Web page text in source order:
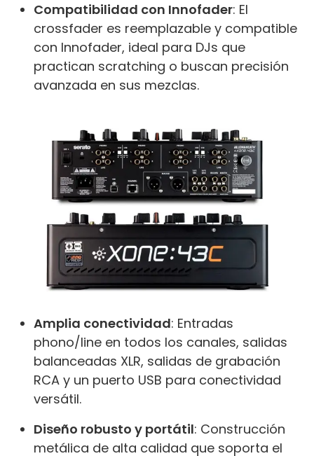
Compatibilidad con Innofader: El
crossfader es reemplazable y compatible
con Innofader, ideal para DJs que
practican scratching o buscan precisión
avanzada en sus mezclas.
Amplia conectividad: Entradas
phono/line en todos los canales, salidas
balanceadas XLR, salidas de grabación
RCA y un puerto USB para conectividad
versátil.
Diseño robusto y portátil: Construcción
metálica de alta calidad que soporta el